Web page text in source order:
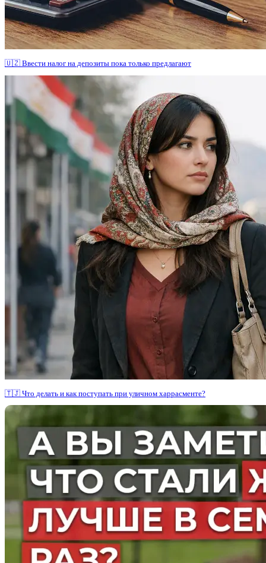
🇺🇿 Ввести налог на депозиты пока только предлагают
🇹🇯 Что делать и как поступать при уличном харрасменте?